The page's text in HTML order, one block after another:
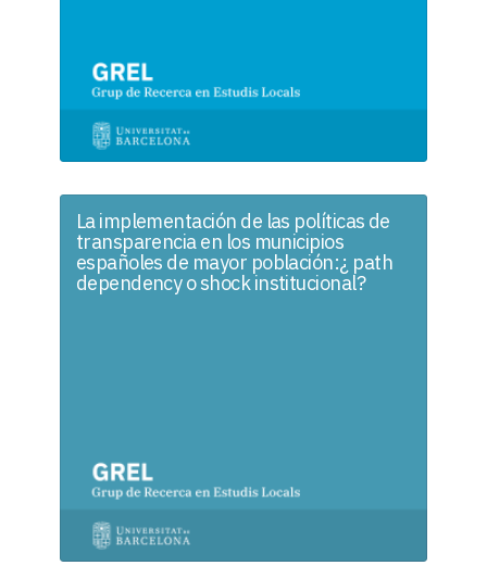
La implementación de las políticas de
transparencia en los municipios
españoles de mayor población:¿ path
dependency o shock institucional?